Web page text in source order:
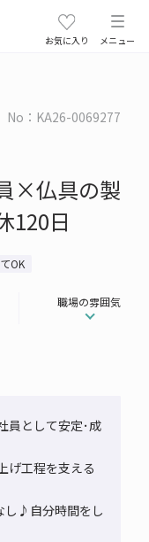
お気に入り メニュー
No：KA26-0069277
×仏具の製
120日
OK
職場の雰囲気
員として安定･成
げ工程を支える
し♪自分時間をし